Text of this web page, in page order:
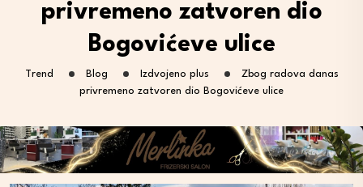
privremeno zatvoren dio
Bogovićeve ulice
Trend Blog Izdvojeno plus
Zbog radova danas
privremeno zatvoren dio Bogovićeve ulice